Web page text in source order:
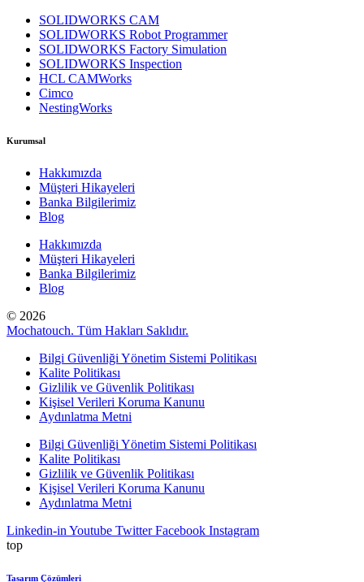
SOLIDWORKS CAM
SOLIDWORKS Robot Programmer
SOLIDWORKS Factory Simulation
SOLIDWORKS Inspection
HCL CAMWorks
Cimco
NestingWorks
Kurumsal
Hakkımızda
Müşteri Hikayeleri
Banka Bilgilerimiz
Blog
Hakkımızda
Müşteri Hikayeleri
Banka Bilgilerimiz
Blog
© 2026
Mochatouch. Tüm Hakları Saklıdır.
Bilgi Güvenliği Yönetim Sistemi Politikası
Kalite Politikası
Gizlilik ve Güvenlik Politikası
Kişisel Verileri Koruma Kanunu
Aydınlatma Metni
Bilgi Güvenliği Yönetim Sistemi Politikası
Kalite Politikası
Gizlilik ve Güvenlik Politikası
Kişisel Verileri Koruma Kanunu
Aydınlatma Metni
Linkedin-in Youtube Twitter Facebook Instagram
top
Tasarım Çözümleri